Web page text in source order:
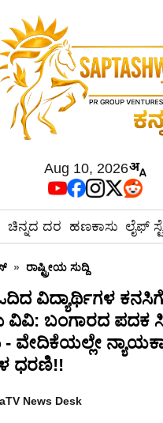
Aug 10, 2026
ಚಿನ್ನದ ದರ ಹಣಕಾಸು ಲೈಫ್
» ರಾಷ್ಟ್ರೀಯ ಸುದ್ದಿ
ಓದಿದ ವಿದ್ಯಾರ್ಥಿಗಳ
ವಿವಿ: ಬಂಗಾರದ ಪದಕ
ವೇದಿಕೆಯಲ್ಲೇ
ಧರಣಿ!!
News Desk